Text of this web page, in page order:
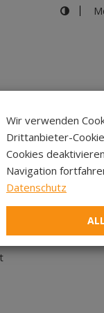
in Innsbruck
Wir verwenden
Drittanbieter-
Cookies
Navigation
Datenschutz